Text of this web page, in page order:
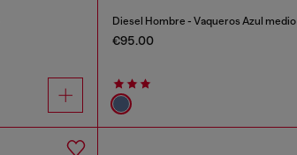
Diesel Hombre - Vaqueros Azul medio
€95.00